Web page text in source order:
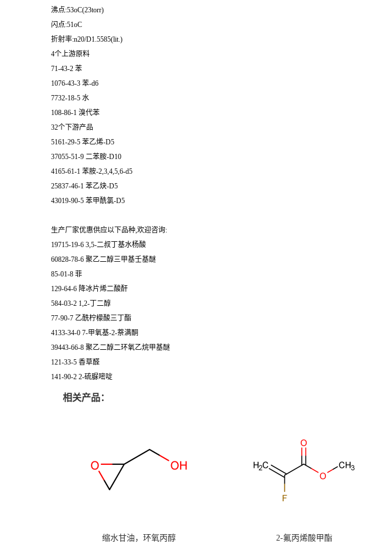
沸点:53oC(23torr)
闪点:51oC
折射率:n20/D1.5585(lit.)
4个上游原料
71-43-2 苯
1076-43-3 苯-d6
7732-18-5 水
108-86-1 溴代苯
32个下游产品
5161-29-5 苯乙烯-D5
37055-51-9 二苯胺-D10
4165-61-1 苯胺-2,3,4,5,6-d5
25837-46-1 苯乙炔-D5
43019-90-5 苯甲酰氯-D5
生产厂家优惠供应以下品种,欢迎咨询:
19715-19-6 3,5-二叔丁基水杨酸
60828-78-6 聚乙二醇三甲基壬基醚
85-01-8 菲
129-64-6 降冰片烯二酸酐
584-03-2 1,2-丁二醇
77-90-7 乙酰柠檬酸三丁酯
4133-34-0 7-甲氧基-2-萘满酮
39443-66-8 聚乙二醇二环氧乙烷甲基醚
121-33-5 香草醛
141-90-2 2-硫脲嘧啶
相关产品：
缩水甘油，环氧丙醇 2-氟丙烯酸甲酯